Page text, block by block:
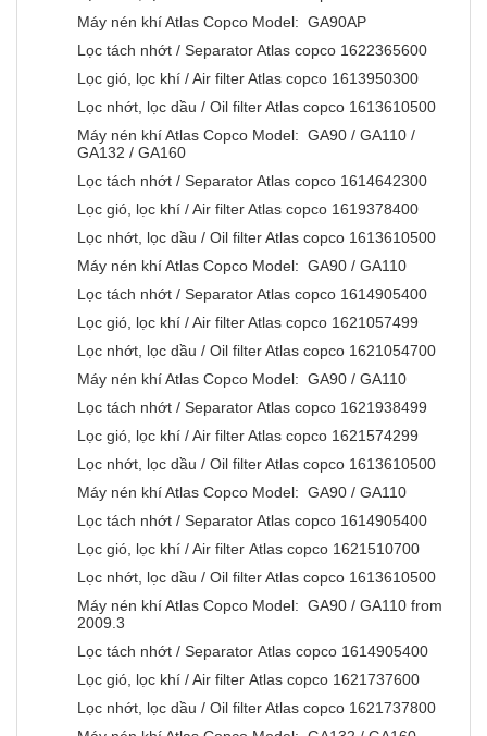
Máy nén khí Atlas Copco Model: GA90AP
Lọc tách nhớt / Separator Atlas copco 1622365600
Lọc gió, lọc khí / Air filter Atlas copco 1613950300
Lọc nhớt, lọc dầu / Oil filter Atlas copco 1613610500
Máy nén khí Atlas Copco Model: GA90 / GA110 /
GA132 / GA160
Lọc tách nhớt / Separator Atlas copco 1614642300
Lọc gió, lọc khí / Air filter Atlas copco 1619378400
Lọc nhớt, lọc dầu / Oil filter Atlas copco 1613610500
Máy nén khí Atlas Copco Model: GA90 / GA110
Lọc tách nhớt / Separator Atlas copco 1614905400
Lọc gió, lọc khí / Air filter Atlas copco 1621057499
Lọc nhớt, lọc dầu / Oil filter Atlas copco 1621054700
Máy nén khí Atlas Copco Model: GA90 / GA110
Lọc tách nhớt / Separator Atlas copco 1621938499
Lọc gió, lọc khí / Air filter Atlas copco 1621574299
Lọc nhớt, lọc dầu / Oil filter Atlas copco 1613610500
Máy nén khí Atlas Copco Model: GA90 / GA110
Lọc tách nhớt / Separator Atlas copco 1614905400
Lọc gió, lọc khí / Air filter Atlas copco 1621510700
Lọc nhớt, lọc dầu / Oil filter Atlas copco 1613610500
Máy nén khí Atlas Copco Model: GA90 / GA110 from
2009.3
Lọc tách nhớt / Separator Atlas copco 1614905400
Lọc gió, lọc khí / Air filter Atlas copco 1621737600
Lọc nhớt, lọc dầu / Oil filter Atlas copco 1621737800